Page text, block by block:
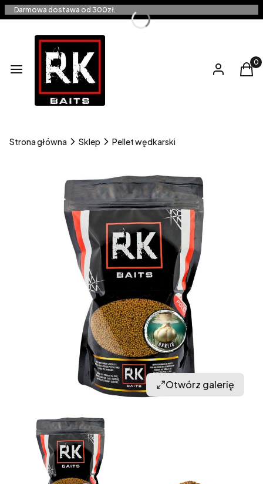
Darmowa dostawa od 300zł.
Menu Zaloguj się
Strona główna Sklep Pellet wędkarski
Otwórz galerię